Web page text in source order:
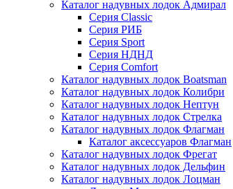
Каталог надувных лодок Адмирал
Серия Classic
Серия РИБ
Серия Sport
Серия НДНД
Серия Comfort
Каталог надувных лодок Boatsman
Каталог надувных лодок Колибри
Каталог надувных лодок Нептун
Каталог надувных лодок Стрелка
Каталог надувных лодок Флагман
Каталог аксессуаров Флагман
Каталог надувных лодок Фрегат
Каталог надувных лодок Дельфин
Каталог надувных лодок Лоцман